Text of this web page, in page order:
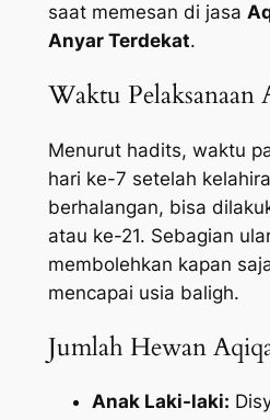
saat memesan di jasa
Anyar Terdekat.
Waktu Pelaksanaan
Menurut hadits, waktu
hari ke-7 setelah
berhalangan, bisa
atau ke-21. Sebagian
membolehkan kapan
mencapai usia baligh.
Jumlah Hewan
Anak Laki-laki: